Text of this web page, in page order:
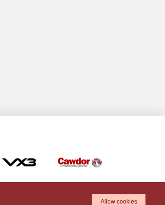
Allow cookies